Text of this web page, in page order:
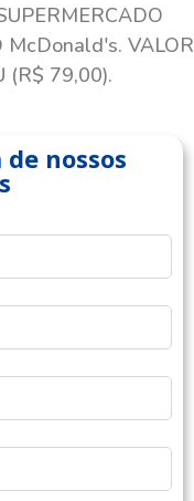
VALOR
(R$ 79,00).
nossos